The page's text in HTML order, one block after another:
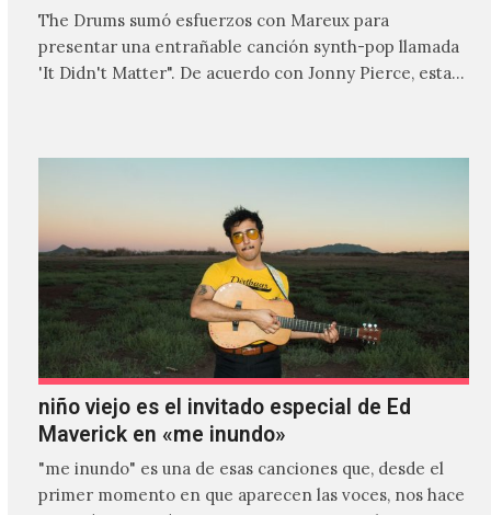
The Drums sumó esfuerzos con Mareux para
presentar una entrañable canción synth-pop llamada
'It Didn't Matter". De acuerdo con Jonny Pierce, esta
niño viejo es el invitado especial de Ed
Maverick en «me inundo»
"me inundo" es una de esas canciones que, desde el
primer momento en que aparecen las voces, nos hace